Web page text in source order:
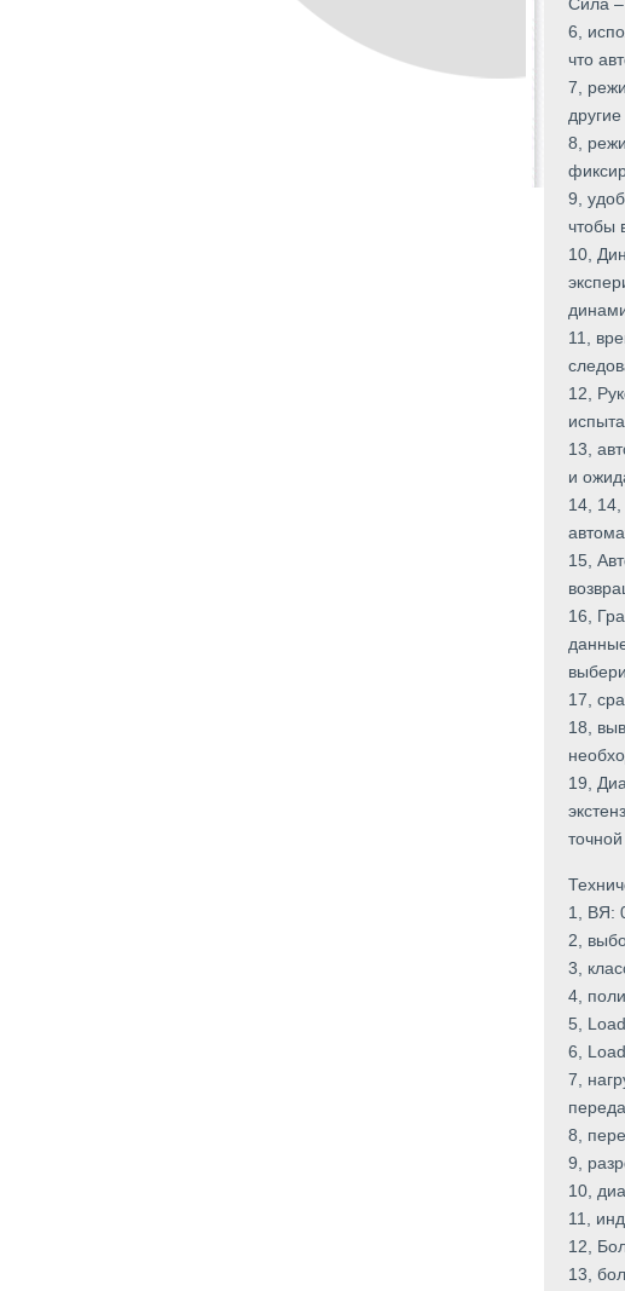
6,
что
7,
8,
9,
чтобы
10,
11,
12,
13,
и
14, 14,
15,
16,
17,
18,
19,
точной
1, ВЯ:
2,
3,
4,
5,
6,
7,
8,
9,
10,
11,
12,
13,